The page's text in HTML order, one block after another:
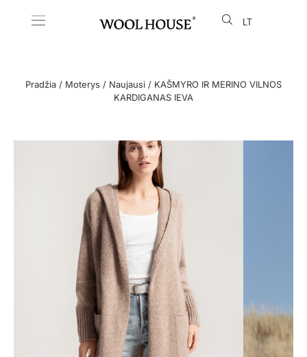
LT
EN
Pradžia / Moterys / Naujausi / KAŠMYRO IR MERINO VILNOS
KARDIGANAS IEVA